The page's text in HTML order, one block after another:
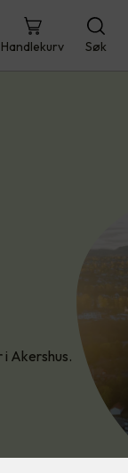
Handlekurv Søk
Akershus.